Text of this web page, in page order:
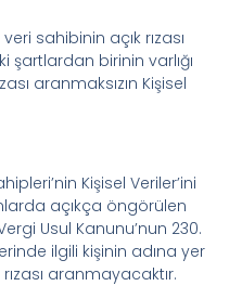
veri sahibinin açık rızası
şartlardan birinin varlığı
aranmaksızın Kişisel
Kişisel Veriler’ini
açıkça öngörülen
Usul Kanunu’nun 230.
ilgili kişinin adına yer
aranmayacaktır.